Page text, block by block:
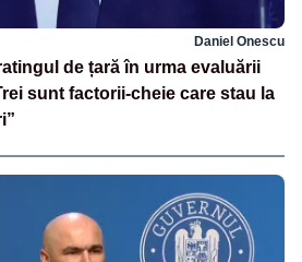
Daniel Onescu
de țară în urma evaluării
sunt factorii-cheie care stau la